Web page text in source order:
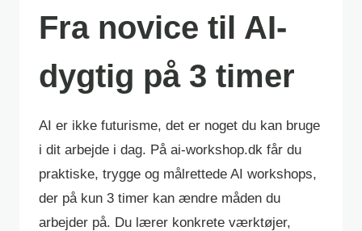
Fra novice til AI-
dygtig på 3 timer
AI er ikke futurisme, det er noget du kan bruge
i dit arbejde i dag. På ai-workshop.dk får du
praktiske, trygge og målrettede AI workshops,
der på kun 3 timer kan ændre måden du
arbejder på. Du lærer konkrete værktøjer,